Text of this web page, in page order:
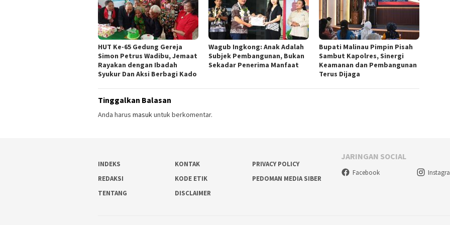
HUT Ke-65 Gedung Gereja
Simon Petrus Wadibu, Jemaat
Rayakan dengan Ibadah
Syukur Dan Aksi Berbagi Kado
Wagub Ingkong: Anak Adalah
Subjek Pembangunan, Bukan
Sekadar Penerima Manfaat
Bupati Malinau Pimpin Pisah
Sambut Kapolres, Sinergi
Keamanan dan Pembangunan
Terus Dijaga
Tinggalkan Balasan
Anda harus masuk untuk berkomentar.
INDEKS KONTAK
PRIVACY POLICY
REDAKSI
KODE ETIK
PEDOMAN MEDIA SIBER
TENTANG
DISCLAIMER
JARINGAN SOCIAL
Facebook